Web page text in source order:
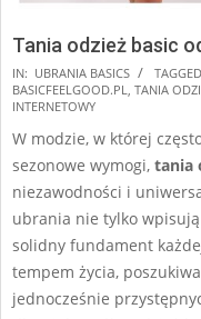
Tania odzież basic
2025-
12-
IN: UBRANIA BASICS
BASICFEELGOOD.PL
TANIA
INTERNETOWY
W modzie, w której
sezonowe wymogi, tania
niezawodności i
ubrania nie tylko
solidny fundament
tempem życia,
jednocześnie